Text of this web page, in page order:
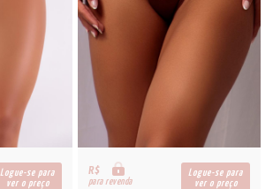
Logue-se para
ver o preço
R$
para revenda
Logue-se para
ver o preço